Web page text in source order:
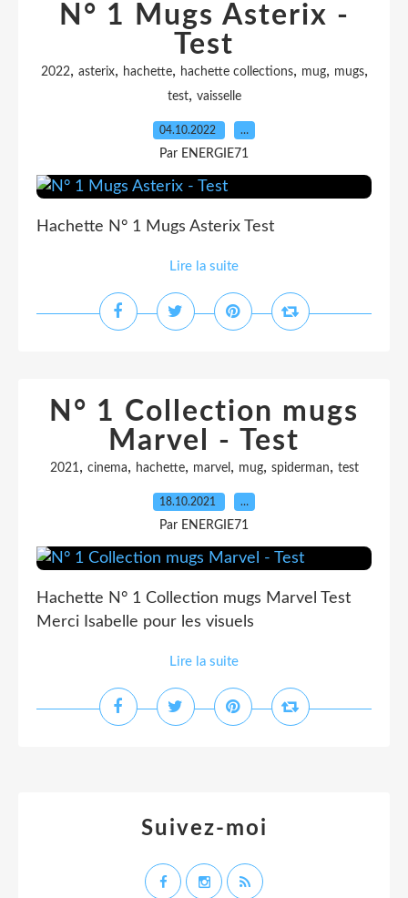
N° 1 Mugs Asterix -
Test
2022, asterix, hachette, hachette collections, mug, mugs,
test, vaisselle
04.10.2022 …
Par ENERGIE71
Hachette N° 1 Mugs Asterix Test
Lire la suite
N° 1 Collection mugs
Marvel - Test
2021, cinema, hachette, marvel, mug, spiderman, test
18.10.2021 …
Par ENERGIE71
Hachette N° 1 Collection mugs Marvel Test
Merci Isabelle pour les visuels
Lire la suite
Suivez-moi